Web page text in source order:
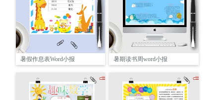
暑假作息表Word小报 暑期读书周word小报